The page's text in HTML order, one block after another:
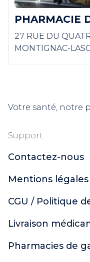
PHARMACIE
27 RUE DU
MONTIGNAC-
Votre santé, notre
Support
Contactez-nous
Mentions légales
CGU / Politique
Livraison
Pharmacies de